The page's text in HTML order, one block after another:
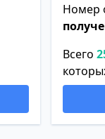
Номер
Всего